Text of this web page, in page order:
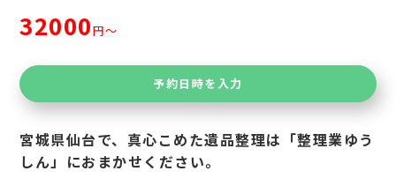
32000円〜
予約日時を入力
宮城県仙台で、真心こめた遺品整理は「整理業ゆう
しん」におまかせください。